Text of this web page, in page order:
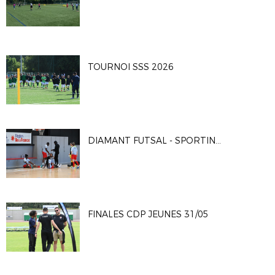
TOURNOI SSS 2026
DIAMANT FUTSAL - SPORTING CLUB PARIS 4-2
FINALES CDP JEUNES 31/05